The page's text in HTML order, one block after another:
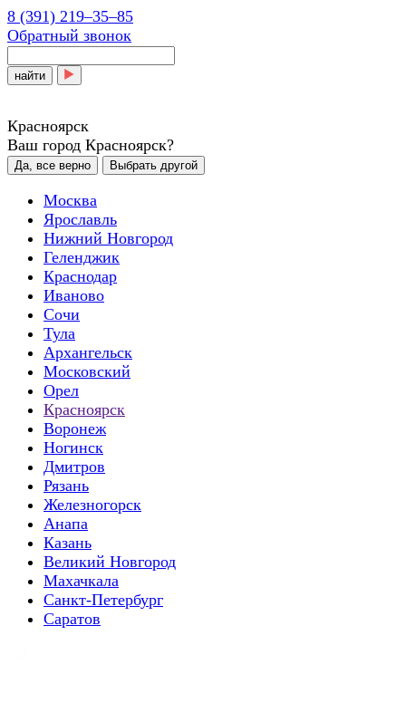
8 (391) 219‒35‒85
Обратный звонок
найти
Красноярск
Ваш город Красноярск?
Да, все верно Выбрать другой
Москва
Ярославль
Нижний Новгород
Геленджик
Краснодар
Иваново
Сочи
Тула
Архангельск
Московский
Орел
Красноярск
Воронеж
Ногинск
Дмитров
Рязань
Железногорск
Анапа
Казань
Великий Новгород
Махачкала
Санкт-Петербург
Саратов